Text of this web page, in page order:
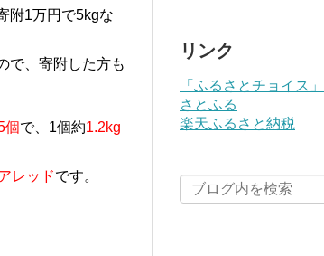
附1万円で5kgな
で、寄附した方も
個で、1個約1.2kg
レッドです。
リンク
「ふるさとチョイス」
さとふる
楽天ふるさと納税